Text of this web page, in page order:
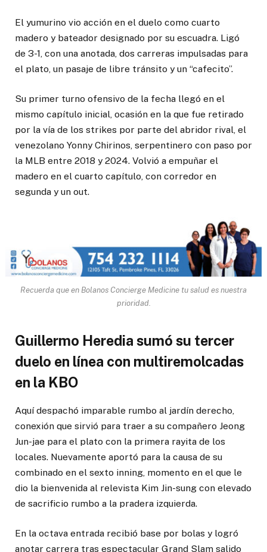
El yumurino vio acción en el duelo como cuarto
madero y bateador designado por su escuadra. Ligó
de 3-1, con una anotada, dos carreras impulsadas para
el plato, un pasaje de libre tránsito y un “cafecito”.
Su primer turno ofensivo de la fecha llegó en el
mismo capítulo inicial, ocasión en la que fue retirado
por la vía de los strikes por parte del abridor rival, el
venezolano Yonny Chirinos, serpentinero con paso por
la MLB entre 2018 y 2024. Volvió a empuñar el
madero en el cuarto capítulo, con corredor en
segunda y un out.
Recuerda que en Bolanos Concierge Medicine tu salud es nuestra
prioridad.
Guillermo Heredia sumó su tercer
duelo en línea con multiremolcadas
en la KBO
Aquí despachó imparable rumbo al jardín derecho,
conexión que sirvió para traer a su compañero Jeong
Jun-jae para el plato con la primera rayita de los
locales. Nuevamente aportó para la causa de su
combinado en el sexto inning, momento en el que le
dio la bienvenida al relevista Kim Jin-sung con elevado
de sacrificio rumbo a la pradera izquierda.
En la octava entrada recibió base por bolas y logró
anotar carrera tras espectacular Grand Slam salido